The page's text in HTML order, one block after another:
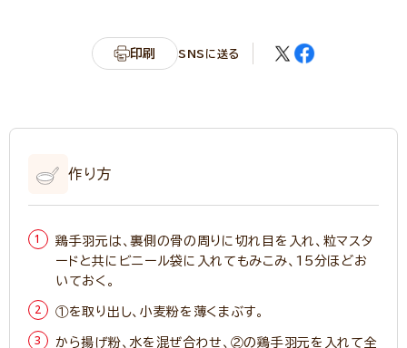
印刷 SNSに送る
作り方
鶏手羽元は、裏側の骨の周りに切れ目を入れ、粒マスタ
ードと共にビニール袋に入れてもみこみ、15分ほどお
いておく。
①を取り出し、小麦粉を薄くまぶす。
から揚げ粉、水を混ぜ合わせ、②の鶏手羽元を入れて全